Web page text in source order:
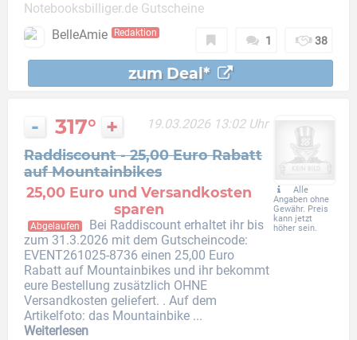
Notebooksbilliger.de Gutscheine
BelleAmie Redaktion
1 38
zum Deal*
- 317° + 19.03.2026 13:02 Uhr
Raddiscount - 25,00 Euro Rabatt
auf Mountainbikes
25,00 Euro und Versandkosten
sparen
Abgelaufen
Bei Raddiscount erhaltet ihr bis
zum 31.3.2026 mit dem Gutscheincode:
EVENT261025-8736 einen 25,00 Euro
Rabatt auf Mountainbikes und ihr bekommt
eure Bestellung zusätzlich OHNE
Versandkosten geliefert. . Auf dem
Artikelfoto: das Mountainbike ...
Weiterlesen
Alle
Angaben ohne
Gewähr. Preis
kann jetzt
höher sein.